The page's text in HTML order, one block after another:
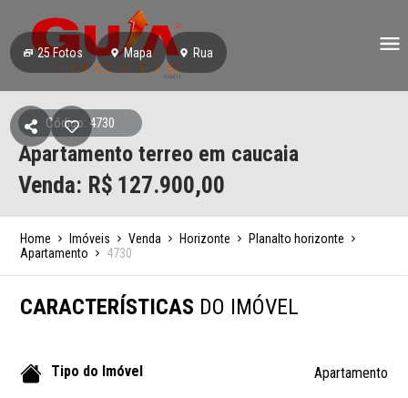
25Fotos Mapa Rua
Código: 4730
Apartamento terreo em caucaia
Venda: R$ 127.900,00
Home Imóveis Venda Horizonte
Planalto horizonte
Apartamento
4730
CARACTERÍSTICAS DO IMÓVEL
Tipo do Imóvel Apartamento